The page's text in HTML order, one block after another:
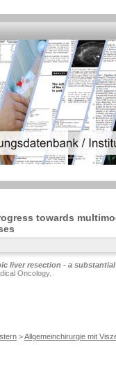
towards
liver resection - a
Oncology.
>Allgemeinchirurgie mit